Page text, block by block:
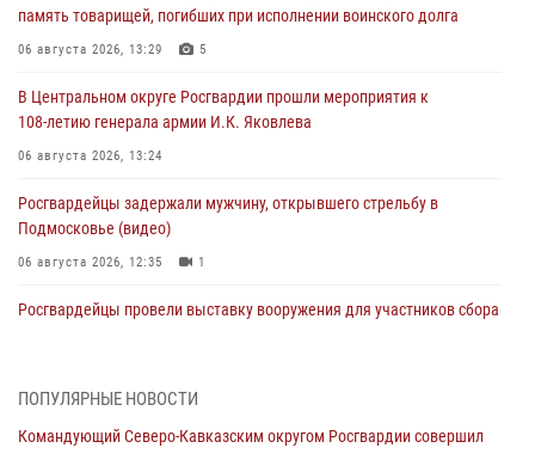
память товарищей, погибших при исполнении воинского долга
06 августа 2026, 13:29 5
В Центральном округе Росгвардии прошли мероприятия к
108‑летию генерала армии И.К. Яковлева
06 августа 2026, 13:24
Росгвардейцы задержали мужчину, открывшего стрельбу в
Подмосковье (видео)
06 августа 2026, 12:35 1
Росгвардейцы провели выставку вооружения для участников сбора
второй годовщине вторжения ВСУ на территорию области
ПОПУЛЯРНЫЕ НОВОСТИ
Командующий Северо-Кавказским округом Росгвардии совершил